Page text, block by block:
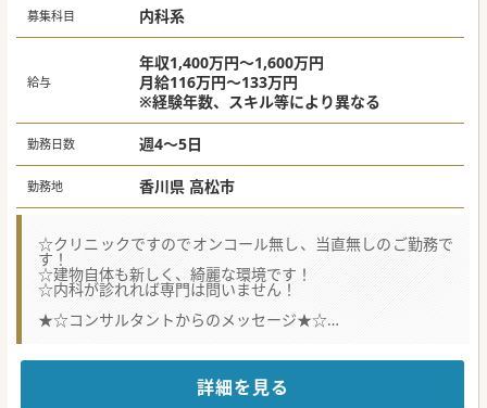
■将来の病院運営を支える常勤医師を確保することで、内科
部門の組織体制をより強固なものへと昇華させるための採用
となります。
#秋入職可
募集科目 内科系
給与
年収1,400万円～1,600万円
月給116万円～133万円
※経験年数、スキル等により異なる
勤務日数 週4～5日
勤務地 香川県 高松市
☆クリニックですのでオンコール無し、当直無しのご勤務で
す！
☆建物自体も新しく、綺麗な環境です！
☆内科が診れれば専門は問いません！
★☆コンサルタントからのメッセージ★☆
地域の患者さんから評判のクリニックで、健診やワクチン接
種も積極的に行っています。
経営面でも右肩上がりのクリニックで将来性もございます♪
詳細を見る